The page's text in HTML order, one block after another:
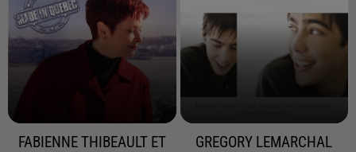
FABIENNE THIBEAULT ET
GREGORY LEMARCHAL